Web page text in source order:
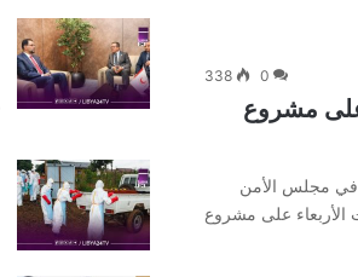
0
338
مشروع
في مجلس الأمن
الأربعاء على مشروع